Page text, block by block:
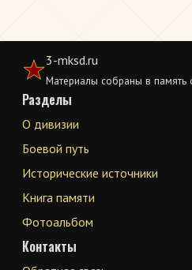
3-mksd.ru
Материалы собраны в память
Разделы
О дивизии
Боевой путь
Исторические источники
Книга памяти
Фотоальбом
Контакты